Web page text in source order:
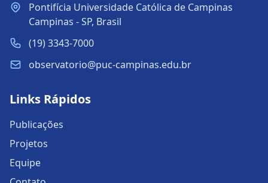
Pontifícia Universidade Católica de Campinas
Campinas - SP, Brasil
(19) 3343-7000
observatorio@puc-campinas.edu.br
Links Rápidos
Publicações
Projetos
Equipe